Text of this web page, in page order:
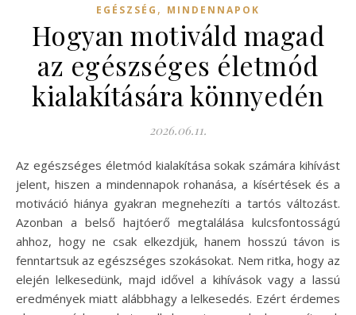
EGÉSZSÉG , MINDENNAPOK
Hogyan motiváld magad
az egészséges életmód
kialakítására könnyedén
2026.06.11.
Az egészséges életmód kialakítása sokak számára kihívást
jelent, hiszen a mindennapok rohanása, a kísértések és a
motiváció hiánya gyakran megnehezíti a tartós változást.
Azonban a belső hajtóerő megtalálása kulcsfontosságú
ahhoz, hogy ne csak elkezdjük, hanem hosszú távon is
fenntartsuk az egészséges szokásokat. Nem ritka, hogy az
elején lelkesedünk, majd idővel a kihívások vagy a lassú
eredmények miatt alábbhagy a lelkesedés. Ezért érdemes